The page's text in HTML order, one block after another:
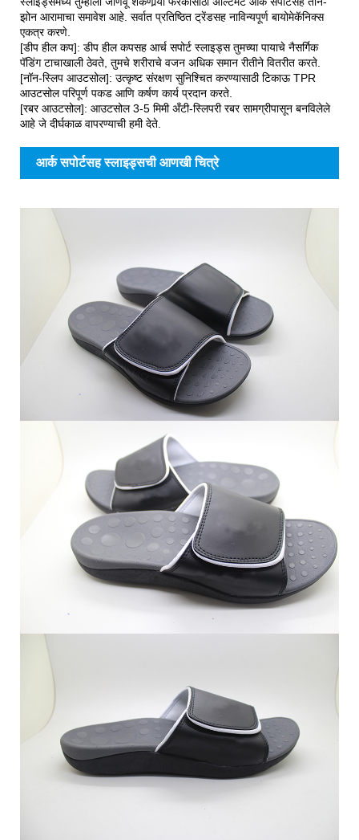
झोन आरामाचा समावेश आहे. सर्वात प्रतिष्ठित ट्रेंडसह नाविन्यपूर्ण बायोमेकॅनिक्स
एकत्र करणे.
[डीप हील कप]: डीप हील कपसह आर्च सपोर्ट स्लाइड्स तुमच्या पायाचे नैसर्गिक
पॅडिंग टाचाखाली ठेवते, तुमचे शरीराचे वजन अधिक समान रीतीने वितरीत करते.
[नॉन-स्लिप आउटसोल]: उत्कृष्ट संरक्षण सुनिश्चित करण्यासाठी टिकाऊ TPR
आउटसोल परिपूर्ण पकड आणि कर्षण कार्य प्रदान करते.
[रबर आउटसोल]: आउटसोल 3-5 मिमी अँटी-स्लिपरी रबर सामग्रीपासून बनविलेले
आहे जे दीर्घकाळ वापरण्याची हमी देते.
आर्क सपोर्टसह स्लाइड्सची आणखी चित्रे